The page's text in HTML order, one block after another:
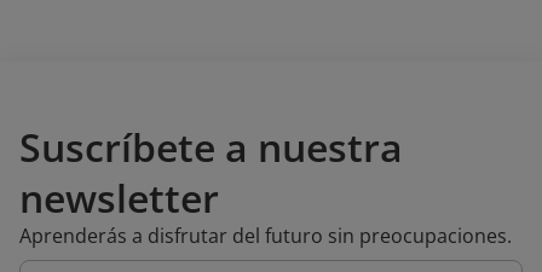
Suscríbete a nuestra
newsletter
Aprenderás a disfrutar del futuro sin preocupaciones.